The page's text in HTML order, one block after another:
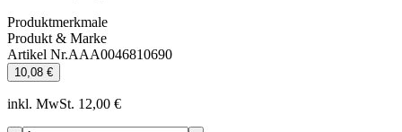
Produktmerkmale
Produkt & Marke
Artikel Nr.AAA0046810690
10,08 €
inkl. MwSt. 12,00 €